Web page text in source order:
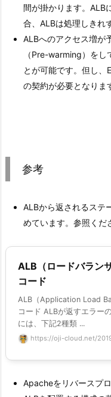
間が掛かります。ALB
合、ALBは処理しきれ
ALBへのアクセス増が
（Pre-warming）をし
とが可能です。但し、
の契約が必要となりま
参考
ALBから返されるステ
めています。参照くだ
ALB（ロードバラン
コード
ALB（Application Load
コード ALBが返すエラー
には、下記2種類 ...
https://oji-cloud.net/
Apacheをリバースプ